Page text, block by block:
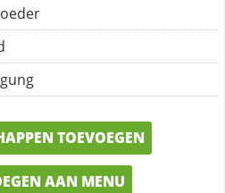
TOEVOEGEN
AAN MENU